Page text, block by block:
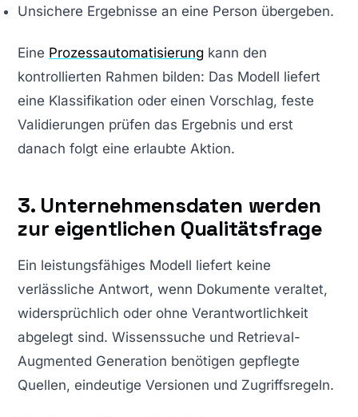
Unsichere Ergebnisse an eine Person übergeben.
Eine Prozessautomatisierung kann den
kontrollierten Rahmen bilden: Das Modell liefert
eine Klassifikation oder einen Vorschlag, feste
Validierungen prüfen das Ergebnis und erst
danach folgt eine erlaubte Aktion.
3. Unternehmensdaten werden
zur eigentlichen Qualitätsfrage
Ein leistungsfähiges Modell liefert keine
verlässliche Antwort, wenn Dokumente veraltet,
widersprüchlich oder ohne Verantwortlichkeit
abgelegt sind. Wissenssuche und Retrieval-
Augmented Generation benötigen gepflegte
Quellen, eindeutige Versionen und Zugriffsregeln.